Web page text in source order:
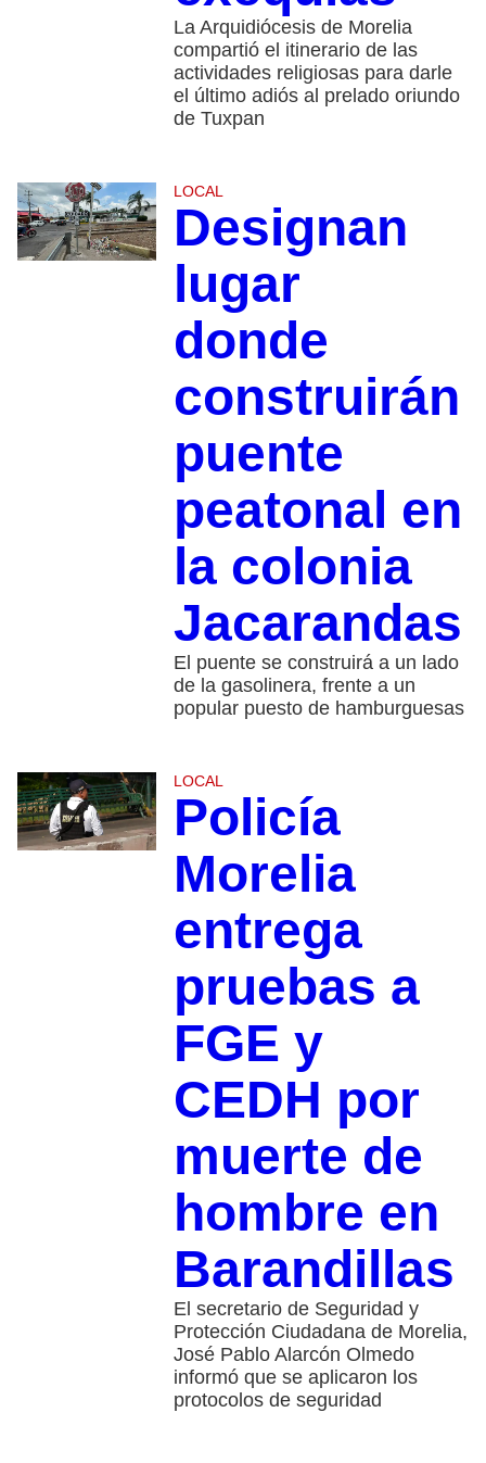
La Arquidiócesis de Morelia
compartió el itinerario de las
actividades religiosas para darle
el último adiós al prelado oriundo
de Tuxpan
LOCAL
Designan
lugar
donde
construirán
puente
peatonal en
la colonia
Jacarandas
El puente se construirá a un lado
de la gasolinera, frente a un
popular puesto de hamburguesas
LOCAL
Policía
Morelia
entrega
pruebas a
FGE y
CEDH por
muerte de
hombre en
Barandillas
El secretario de Seguridad y
Protección Ciudadana de Morelia,
José Pablo Alarcón Olmedo
informó que se aplicaron los
protocolos de seguridad